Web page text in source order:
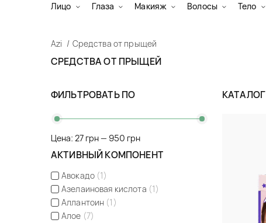
Лицо Глаза Макияж Волосы Тело
Azi Средства от прыщей
СРЕДСТВА ОТ ПРЫЩЕЙ
ФИЛЬТРОВАТЬ ПО
Цена: 27 грн— 950 грн
АКТИВНЫЙ КОМПОНЕНТ
Авокадо (1)
Азелаиновая кислота (1)
Аллантоин (1)
Алое (7)
КАТАЛОГ